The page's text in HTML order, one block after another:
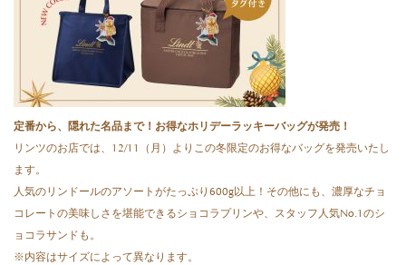
定番から、隠れた名品まで！お得なホリデーラッキーバッグが発売！
リンツのお店では、12/11（月）よりこの冬限定のお得なバッグを発売いたし
ます。
人気のリンドールのアソートがたっぷり600g以上！その他にも、濃厚なチョ
コレートの美味しさを堪能できるショコラプリンや、スタッフ人気No.1のシ
ョコラサンドも。
※内容はサイズによって異なります。